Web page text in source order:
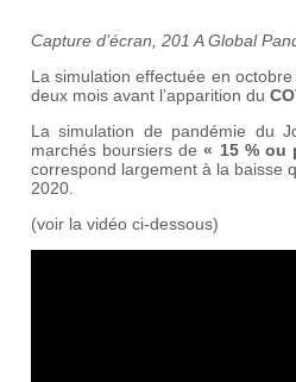
Capture d’écran, 201 A Global
La simulation effectuée en octobre
deux mois avant l’apparition du
La simulation de pandémie du
marchés boursiers de « 15 % ou
correspond largement à la baisse
2020.
(voir la vidéo ci-dessous)